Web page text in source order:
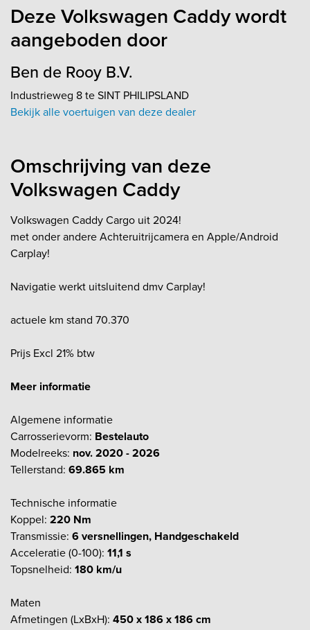
Deze Volkswagen Caddy wordt
aangeboden door
Ben de Rooy B.V.
Industrieweg 8 te SINT PHILIPSLAND
Bekijk alle voertuigen van deze dealer
Omschrijving van deze
Volkswagen Caddy
Volkswagen Caddy Cargo uit 2024!
met onder andere Achteruitrijcamera en Apple/Android
Carplay!
Navigatie werkt uitsluitend dmv Carplay!
actuele km stand 70.370
Prijs Excl 21% btw
Meer informatie
Algemene informatie
Carrosserievorm: Bestelauto
Modelreeks: nov. 2020 - 2026
Tellerstand: 69.865 km
Technische informatie
Koppel: 220 Nm
Transmissie: 6 versnellingen, Handgeschakeld
Acceleratie (0-100): 11,1 s
Topsnelheid: 180 km/u
Maten
Afmetingen (LxBxH): 450 x 186 x 186 cm